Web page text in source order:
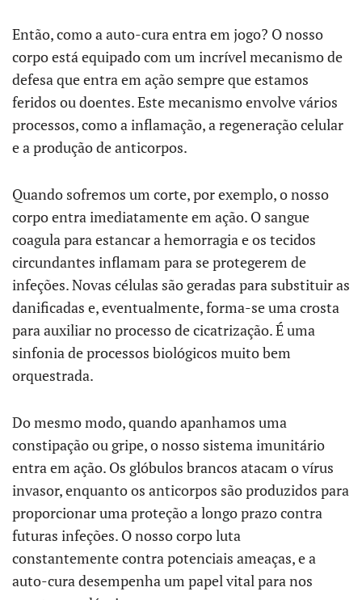
Então, como a auto-cura entra em jogo? O nosso
corpo está equipado com um incrível mecanismo de
defesa que entra em ação sempre que estamos
feridos ou doentes. Este mecanismo envolve vários
processos, como a inflamação, a regeneração celular
e a produção de anticorpos.
Quando sofremos um corte, por exemplo, o nosso
corpo entra imediatamente em ação. O sangue
coagula para estancar a hemorragia e os tecidos
circundantes inflamam para se protegerem de
infeções. Novas células são geradas para substituir as
danificadas e, eventualmente, forma-se uma crosta
para auxiliar no processo de cicatrização. É uma
sinfonia de processos biológicos muito bem
orquestrada.
Do mesmo modo, quando apanhamos uma
constipação ou gripe, o nosso sistema imunitário
entra em ação. Os glóbulos brancos atacam o vírus
invasor, enquanto os anticorpos são produzidos para
proporcionar uma proteção a longo prazo contra
futuras infeções. O nosso corpo luta
constantemente contra potenciais ameaças, e a
auto-cura desempenha um papel vital para nos